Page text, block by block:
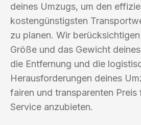
deines Umzugs, um den
kostengünstigsten
zu planen. Wir
Größe und das Gewicht
die Entfernung und die
Herausforderungen deines
fairen und transparenten Preis
Service anzubieten.